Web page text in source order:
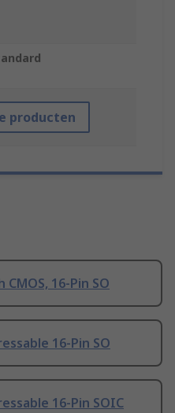
producten
16-Pin SO
16-Pin SO
16-Pin SOIC